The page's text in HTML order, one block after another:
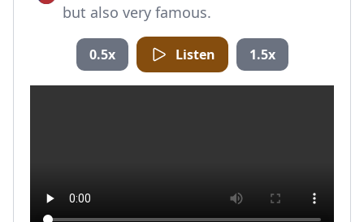
but also very famous.
0.5x Listen 1.5x